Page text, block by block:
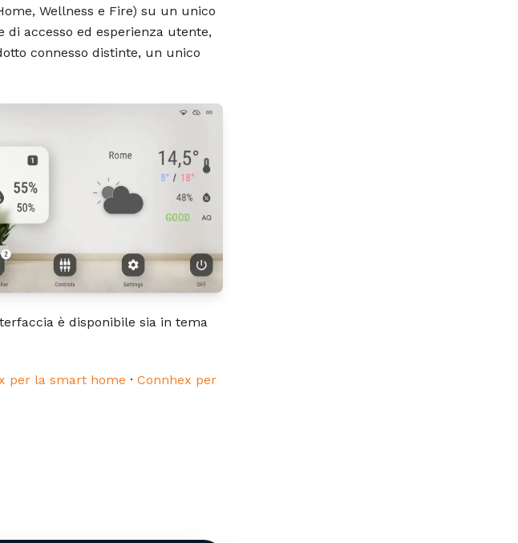
Wellness e Fire) su un unico
di accesso ed esperienza utente,
connesso distinte, un unico
è disponibile sia in tema
per la smart home · Connhex per